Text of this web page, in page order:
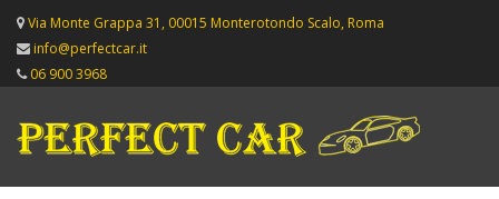
Via Monte Grappa 31, 00015 Monterotondo Scalo, Roma
info@perfectcar.it
06 900 3968